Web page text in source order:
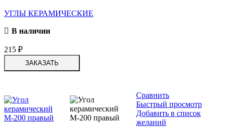
УГЛЫ КЕРАМИЧЕСКИЕ
В наличии
215 ₽
ЗАКАЗАТЬ
Сравнить
Быстрый просмотр
Добавить в список
желаний